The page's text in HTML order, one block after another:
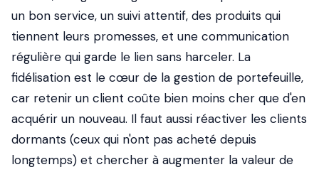
un bon service, un suivi attentif, des produits qui
tiennent leurs promesses, et une communication
régulière qui garde le lien sans harceler. La
fidélisation est le cœur de la gestion de portefeuille,
car retenir un client coûte bien moins cher que d'en
acquérir un nouveau. Il faut aussi réactiver les clients
dormants (ceux qui n'ont pas acheté depuis
longtemps) et chercher à augmenter la valeur de